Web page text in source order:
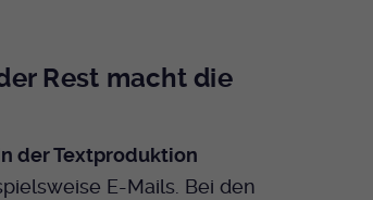
Rest macht die
der Textproduktion
E-Mails. Bei den